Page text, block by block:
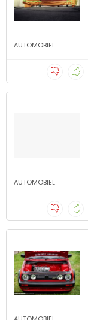
AUTOMOBIEL
AUTOMOBIEL